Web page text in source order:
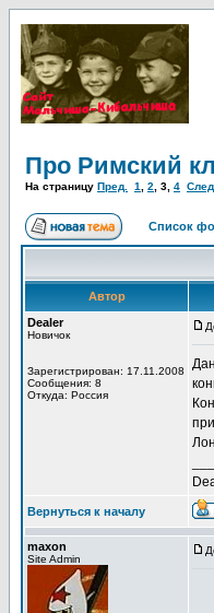
Про Римский
На страницу Пред. 1 2 3 4 След.
Список
Автор
Dealer
Новичок
Зарегистрирован: 17.11.2008
Сообщения: 8
Откуда: Россия
Вернуться к началу
maxon
Site Admin